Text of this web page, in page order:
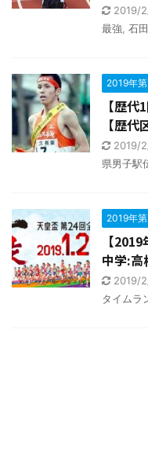
2019/
最強 石
2019年
【歴
【歴
2019/
県男子駅
2019年
【
中学:高
2019/
タイムラ